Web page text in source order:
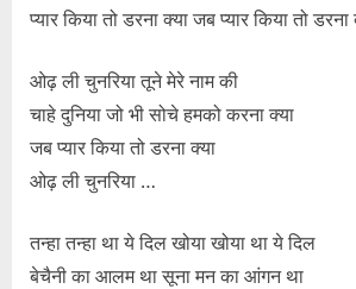
प्यार किया तो डरना क्या जब प्यार किया तो डरना
ओढ़ ली चुनरिया तूने मेरे नाम की
चाहे दुनिया जो भी सोचे हमको करना क्या
जब प्यार किया तो डरना क्या
ओढ़ ली चुनरिया …
तन्हा तन्हा था ये दिल खोया खोया था ये दिल
बेचैनी का आलम था सूना मन का आंगन था